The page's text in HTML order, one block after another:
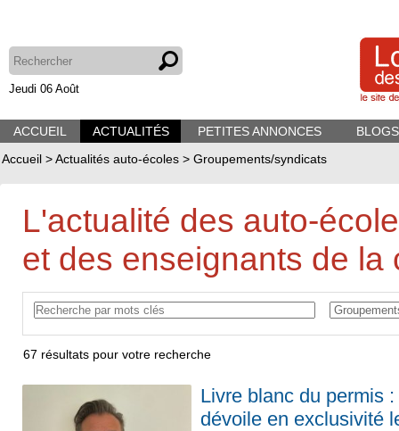
Jeudi 06 Août
ACCUEIL ACTUALITÉS PETITES ANNONCES
Accueil >Actualités auto-écoles > Groupements/syndicats
L'actualité des auto-
et des enseignants de la
67 résultats pour votre recherche
Livre blanc du permis
dévoile en exclusivité